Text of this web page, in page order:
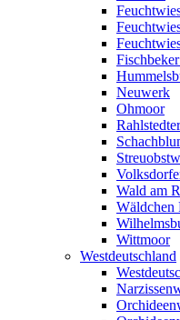
Neuwerk
Ohmoor
Wald am
Wäldchen
Wittmoor
Westdeutschland